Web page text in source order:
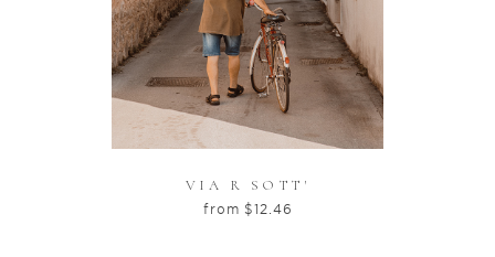
VIA R SOTT'
from $12.46